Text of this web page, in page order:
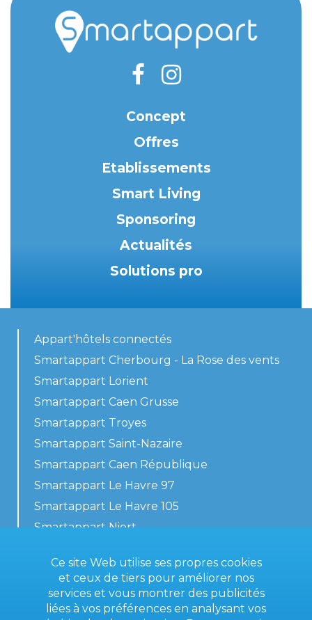
Concept
Offres
Etablissements
Smart Living
Sponsoring
Actualités
Solutions pro
Appart'hôtels connectés
Smartappart Cherbourg - La Rose des vents
Smartappart Lorient
Smartappart Caen Grusse
Smartappart Troyes
Smartappart Saint-Nazaire
Smartappart Caen République
Smartappart Le Havre 97
Smartappart Le Havre 105
Smartappart Niort
Contactez-nous
Ce site Web utilise ses propres cookies
et ceux de tiers pour améliorer nos
services et vous montrer des publicités
liées à vos préférences en analysant vos